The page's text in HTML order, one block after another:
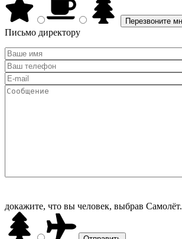
Письмо директору
докажите, что вы человек, выбрав Самолёт.